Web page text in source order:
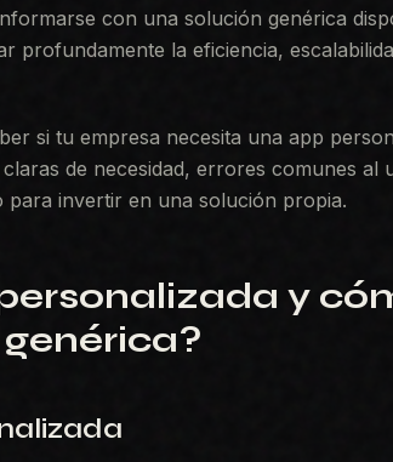
con una solución genérica
profundamente la eficiencia,
si tu empresa necesita una app
de necesidad, errores comunes al
para invertir en una solución propia.
y